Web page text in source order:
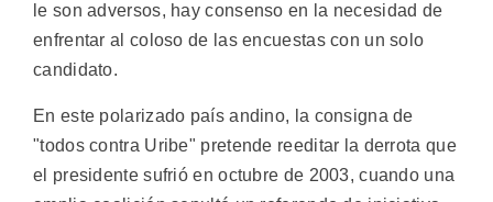
le son adversos, hay consenso en la necesidad de
enfrentar al coloso de las encuestas con un solo
candidato.
En este polarizado país andino, la consigna de
"todos contra Uribe" pretende reeditar la derrota que
el presidente sufrió en octubre de 2003, cuando una